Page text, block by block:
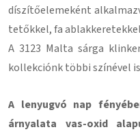
díszítőelemeként
tetőkkel, fa
A 3123 Malta sárga
kollekciónk többi színével
A lenyugvó nap
árnyalata vas-oxid